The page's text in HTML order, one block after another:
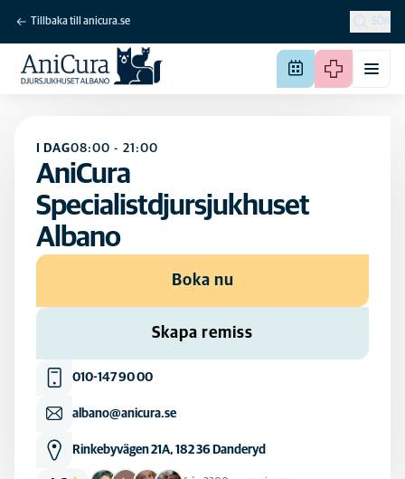
Tillbaka till anicura.se SÖK
I DAG08:00 - 21:00
AniCura
Specialistdjursjukhuset
Albano
Boka nu
Skapa remiss
010-147 90 00
albano@anicura.se
Rinkebyvägen 21A, 182 36 Danderyd